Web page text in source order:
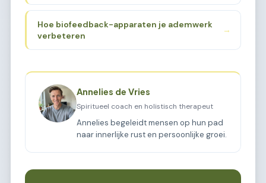
Hoe biofeedback-apparaten je ademwerk
verbeteren
→
Annelies de Vries
Spiritueel coach en holistisch therapeut
Annelies begeleidt mensen op hun pad
naar innerlijke rust en persoonlijke groei.